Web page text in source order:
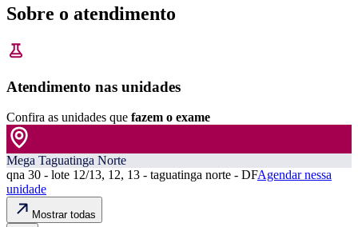
Sobre o atendimento
Atendimento nas unidades
Confira as unidades que fazem o exame
Mega Taguatinga Norte
qna 30 - lote 12/13, 12, 13 - taguatinga norte - DFAgendar nessa
unidade
Mostrar todas